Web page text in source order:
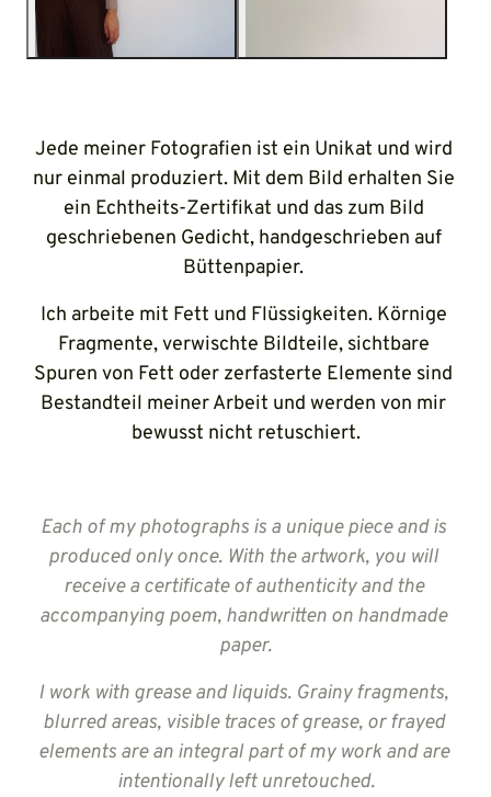
Jede meiner Fotografien ist ein Unikat und wird
nur einmal produziert. Mit dem Bild erhalten Sie
ein Echtheits-Zertifikat und das zum Bild
geschriebenen Gedicht, handgeschrieben auf
Büttenpapier.
Ich arbeite mit Fett und Flüssigkeiten. Körnige
Fragmente, verwischte Bildteile, sichtbare
Spuren von Fett oder zerfasterte Elemente sind
Bestandteil meiner Arbeit und werden von mir
bewusst nicht retuschiert.
Each of my photographs is a unique piece and
produced only once. With the artwork, you
will
receive a certificate of authenticity and
the
accompanying poem, handwritten on
handmade
paper.
I work with grease and liquids. Grainy
blurred areas, visible traces of grease, or
frayed
elements are an integral part of my work and
are
intentionally left unretouched.